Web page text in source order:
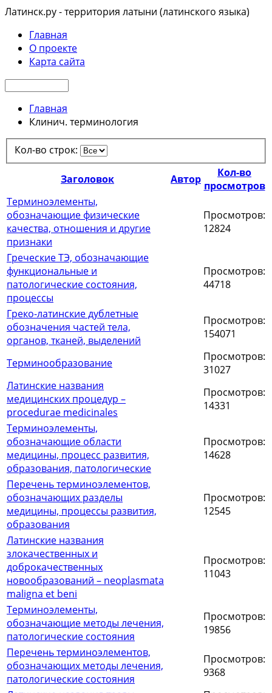
Латинск.ру - территория латыни (латинского языка)
Главная
О проекте
Карта сайта
Главная
Клинич. терминология
Кол-во строк:
Заголовок Автор
Кол-во
просмотров
Терминоэлементы,
обозначающие физические
качества, отношения и другие
признаки
Просмотров:
12824
Греческие ТЭ, обозначающие
функциональные и
патологические состояния,
процессы
Просмотров:
44718
Греко-латинские дублетные
обозначения частей тела,
органов, тканей, выделений
Просмотров:
154071
Терминообразование
Просмотров:
31027
Латинские названия
медицинских процедур –
procedurae medicinales
Просмотров:
14331
Терминоэлементы,
обозначающие области
медицины, процесс развития,
образования, патологические
Просмотров:
14628
Перечень терминоэлементов,
обозначающих разделы
медицины, процессы развития,
образования
Просмотров:
12545
Латинские названия
злокачественных и
доброкачественных
новообразований – neoplasmata
maligna et beni
Просмотров:
11043
Терминоэлементы,
обозначающие методы лечения,
патологические состояния
Просмотров:
19856
Перечень терминоэлементов,
обозначающих методы лечения,
патологические состояния
Просмотров:
9368